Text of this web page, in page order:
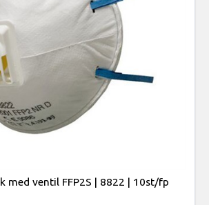
med ventil FFP2S | 8822 | 10st/fp